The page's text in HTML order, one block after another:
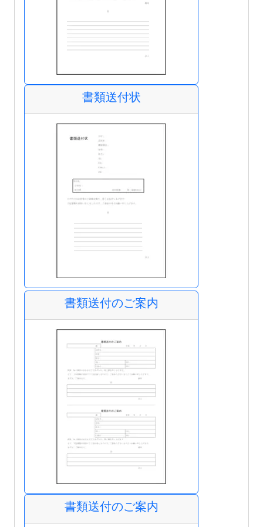
書類送付状
書類送付のご案内
書類送付のご案内